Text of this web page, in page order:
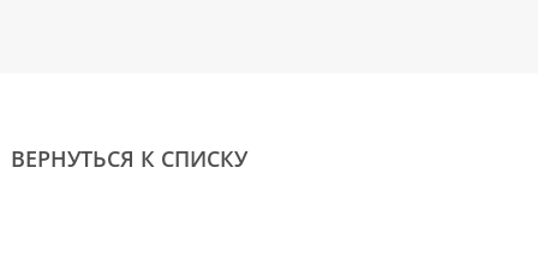
ВЕРНУТЬСЯ К СПИСКУ